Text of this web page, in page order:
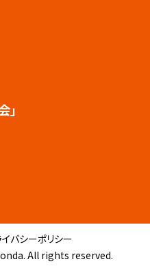
」
バシーポリシー
All rights reserved.